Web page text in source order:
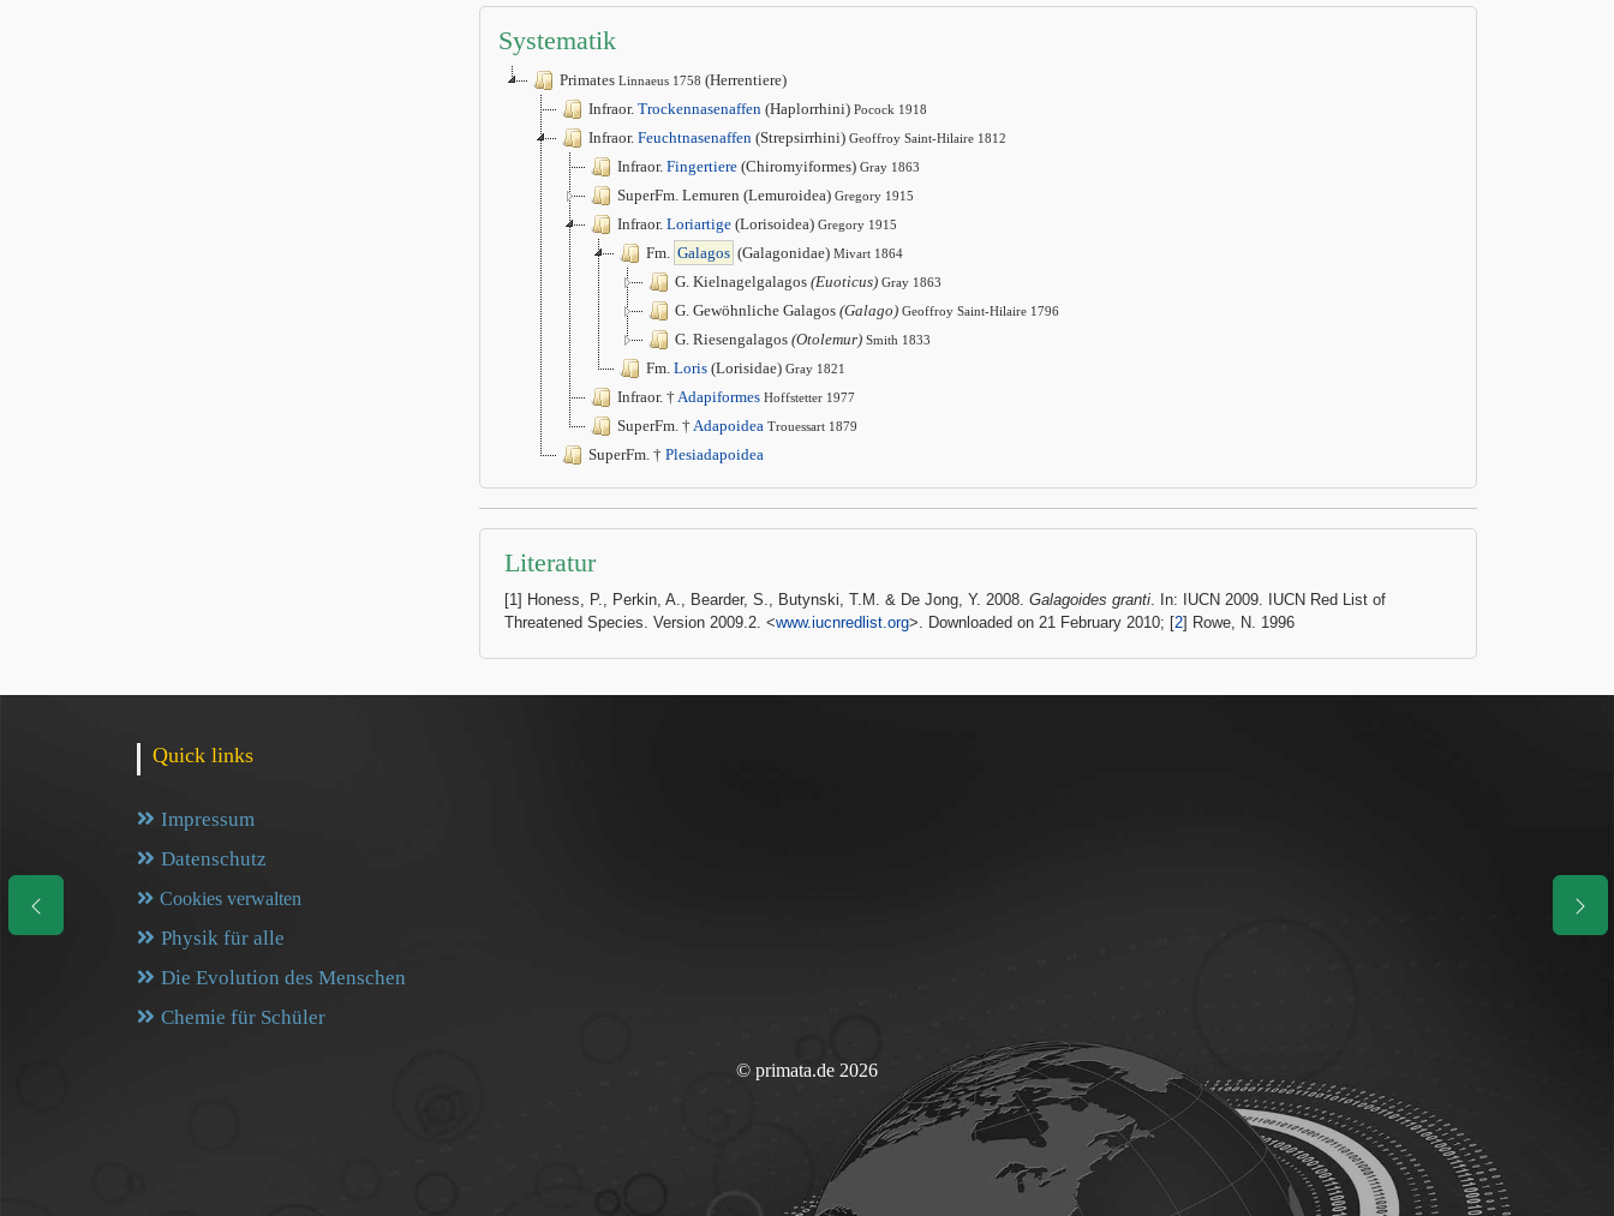
Systematik
Primates Linnaeus 1758 (Herrentiere)
Infraor. Trockennasenaffen (Haplorrhini) Pocock 1918
Infraor. Feuchtnasenaffen (Strepsirrhini) Geoffroy Saint-Hilaire 1812
Infraor. Fingertiere (Chiromyiformes) Gray 1863
SuperFm. Lemuren (Lemuroidea) Gregory 1915
Infraor. Loriartige (Lorisoidea) Gregory 1915
Fm. Galagos (Galagonidae) Mivart 1864
G. Kielnagelgalagos (Euoticus) Gray 1863
G. Gewöhnliche Galagos (Galago) Geoffroy Saint-Hilaire 1796
G. Riesengalagos (Otolemur) Smith 1833
Fm. Loris (Lorisidae) Gray 1821
Infraor. † Adapiformes Hoffstetter 1977
SuperFm. † Adapoidea Trouessart 1879
SuperFm. † Plesiadapoidea
Literatur
[1] Honess, P., Perkin, A., Bearder, S., Butynski, T.M. & De Jong, Y. 2008. Galagoides granti. In: IUCN 2009. IUCN Red List of
Threatened Species. Version 2009.2. <www.iucnredlist.org>. Downloaded on 21 February 2010; [2] Rowe, N. 1996
Quick links
Impressum
Datenschutz
Cookies verwalten
Physik für alle
Die Evolution des Menschen
Chemie für Schüler
© primata.de 2026